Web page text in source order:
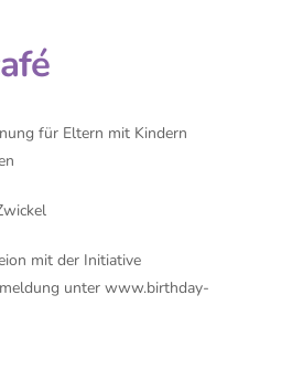
für Eltern mit Kindern
mit der Initiative
unter www.birthday-